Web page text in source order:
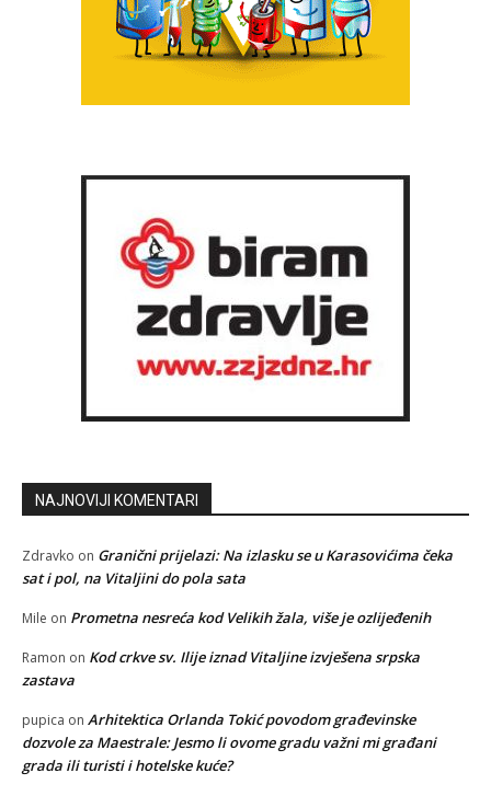
NAJNOVIJI KOMENTARI
Zdravko on Granični prijelazi: Na izlasku se u Karasovićima čeka
sat i pol, na Vitaljini do pola sata
Mile on Prometna nesreća kod Velikih žala, više je ozlijeđenih
Ramon on Kod crkve sv. Ilije iznad Vitaljine izvješena srpska
zastava
pupica on Arhitektica Orlanda Tokić povodom građevinske
dozvole za Maestrale: Jesmo li ovome gradu važni mi građani
grada ili turisti i hotelske kuće?